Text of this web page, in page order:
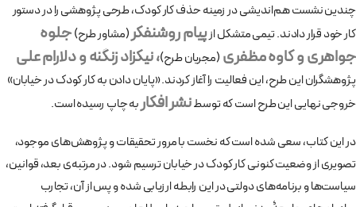
چندین نشست هم‌اندیشی در زمینه حذف کار کودک، طرحی پژوهشی را در دستور
کار خود قرار دادند. تیمی متشکل ازپیام روشنفکر(مشاور طرح)جلوه
جواهری و کاوه مظفری (مجریان طرح)، نیکزاد زنگنه و دلارام علی
پژوهشگران این طرح، این فعالیت را آغاز کردند. «پایان دادن به کار کودک در خیابان»
خروجی نهایی این طرح است که توسطنشر افکاربه چاپ رسیده است.
در این کتاب، سعی شده است که نخست با مرور تحقیقات و پژوهش‌های موجود،
تصویری از وضعیت کنونی کار کودک در خیابان ترسیم شود. در مرتبه‌ی بعد، قوانین،
سیاست‌ها و برنامه‌های دولتی در این رابطه ارزیابی شده و پس از آن، تجارب